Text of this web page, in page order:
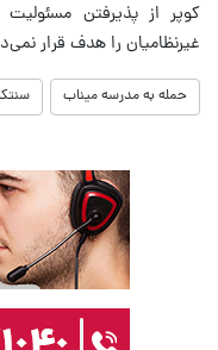
کوپر از پذیرفتن
غیرنظامیان را هدف قرار
حمله به مدرسه میناب